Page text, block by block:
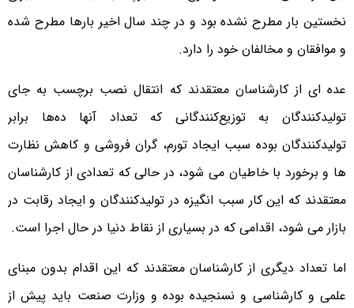
نخستین بار مطرح نشده بود و در چند سال اخیر بارها مطرح شده
و موافقان و مخالفان خود را دارد.
عده ای از کارشناسان معتقدند که انتقال نصب برچسب به جای
تولیدکنندگان به توزیع‌کنندگانی که تعداد آنها ده‌ها برابر
تولیدکنندگان بوده سبب ایجاد تورم، گران فروشی و کاهش نظارت
ها و برخورد با خاطیان می شود، در حالی که تعدادی از کارشناسان
معتقدند که این کار سبب انگیزه در تولیدکنندگان و ایجاد رقابت در
بازار می شود، اقدامی که در بسیاری از نقاط دنیا در حال اجرا است.
اما تعداد دیگری از کارشناسان معتقدند که این اقدام بدون مبنای
علمی و کارشناسی و نسنجیده بوده و وزارت صنعت باید پیش از